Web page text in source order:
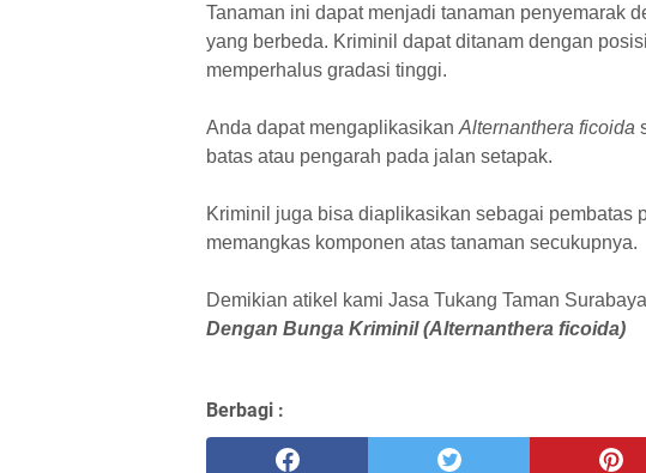
Tanaman ini dapat menjadi tanaman penyemarak
yang berbeda. Kriminil dapat ditanam dengan
memperhalus gradasi tinggi.
Anda dapat mengaplikasikan Alternanthera ficoida
batas atau pengarah pada jalan setapak.
Kriminil juga bisa diaplikasikan sebagai pembatas
memangkas komponen atas tanaman secukupnya.
Demikian atikel kami Jasa Tukang Taman
Dengan Bunga Kriminil (Alternanthera ficoida)
Berbagi :